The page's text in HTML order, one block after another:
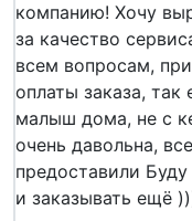
компанию! Хочу
за качество
всем вопросам,
оплаты заказа,
малыш дома, не с
очень давольна,
предоставили
и заказывать ещё